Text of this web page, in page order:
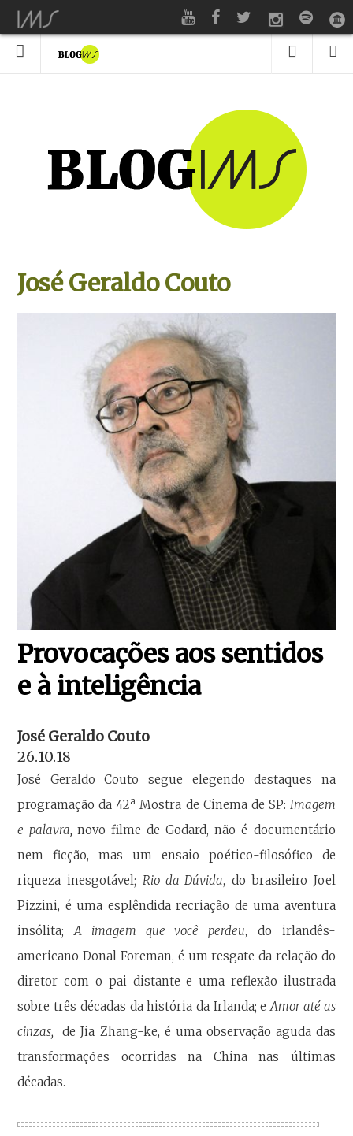
José Geraldo Couto
Provocações aos sentidos
e à inteligência
José Geraldo Couto
26.10.18
José Geraldo Couto segue elegendo destaques na
programação da 42a Mostra de Cinema de SP: Imagem
e palavra, novo filme de Godard, não é documentário
nem ficção, mas um ensaio poético-filosófico de
riqueza inesgotável; Rio da Dúvida, do brasileiro Joel
Pizzini, é uma esplêndida recriação de uma aventura
insólita;A imagem que você perdeu, do irlandês-
americano Donal Foreman, é um resgate da relação do
diretor com o pai distante e uma reflexão ilustrada
sobre três décadas da história da Irlanda; eAmor até as
cinzas,
de Jia Zhang-ke, é uma observação aguda das
transformações ocorridas na China nas últimas
décadas.